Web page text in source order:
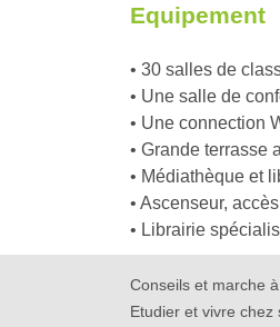
Equipement
• 30 salles de
• Une salle de
• Une connection
• Grande terrasse
• Médiathèque et
• Ascenseur,
• Librairie
Conseils et marche
Etudier et vivre chez